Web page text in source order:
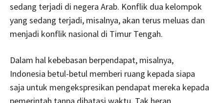
sedang terjadi di negera Arab. Konflik dua kelompok
yang sedang terjadi, misalnya, akan terus meluas dan
menjadi konflik nasional di Timur Tengah.
Dalam hal kebebasan berpendapat, misalnya,
Indonesia betul-betul memberi ruang kepada siapa
saja untuk mengekspresikan pendapat mereka kepada
pemerintah tanpa dibatasi waktu. Tak heran